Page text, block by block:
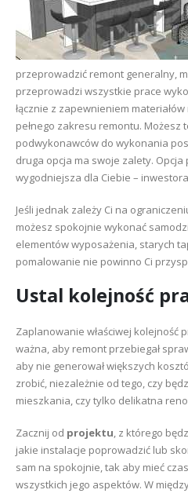
przeprowadzić remont generalny,
przeprowadzi wszystkie prace
łącznie z zapewnieniem
pełnego zakresu remontu. Możesz
podwykonawców do wykonania
druga opcja ma swoje zalety.
wygodniejsza dla Ciebie –
Jeśli jednak zależy Ci na
możesz spokojnie wykonać
elementów wyposażenia, starych
pomalowanie nie powinno Ci
Ustal kolejność
Zaplanowanie właściwej kolejność
ważna, aby remont przebiegał
aby nie generował większych
zrobić, niezależnie od tego, czy
mieszkania, czy tylko delikatna
Zacznij od projektu, z którego
jakie instalacje poprowadzić lub
sam na spokojnie, tak aby mieć
wszystkich jego aspektów. W